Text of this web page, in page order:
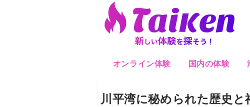
オンライン体験 国内の体験
川平湾に秘められた歴史